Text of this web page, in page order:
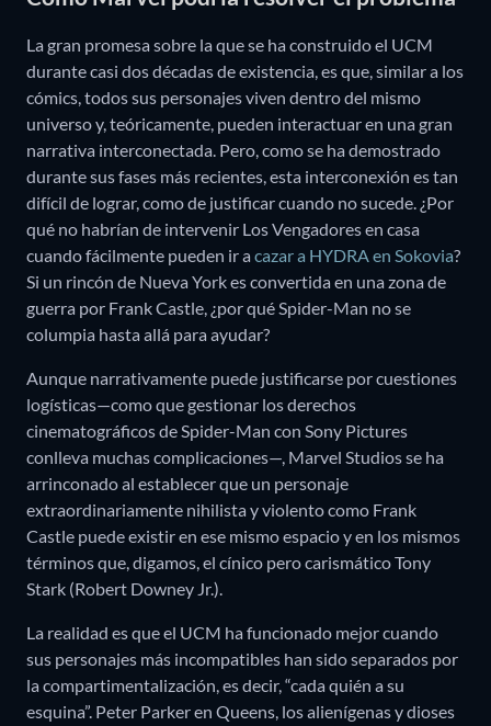
La gran promesa sobre la que se ha construido el UCM
durante casi dos décadas de existencia, es que, similar a los
cómics, todos sus personajes viven dentro del mismo
universo y, teóricamente, pueden interactuar en una gran
narrativa interconectada. Pero, como se ha demostrado
durante sus fases más recientes, esta interconexión es tan
difícil de lograr, como de justificar cuando no sucede. ¿Por
qué no habrían de intervenir Los Vengadores en casa
cuando fácilmente pueden ir a cazar a HYDRA en Sokovia?
Si un rincón de Nueva York es convertida en una zona de
guerra por Frank Castle, ¿por qué Spider-Man no se
columpia hasta allá para ayudar?
Aunque narrativamente puede justificarse por cuestiones
logísticas—como que gestionar los derechos
cinematográficos de Spider-Man con Sony Pictures
conlleva muchas complicaciones—, Marvel Studios se ha
arrinconado al establecer que un personaje
extraordinariamente nihilista y violento como Frank
Castle puede existir en ese mismo espacio y en los mismos
términos que, digamos, el cínico pero carismático Tony
Stark (Robert Downey Jr.).
La realidad es que el UCM ha funcionado mejor cuando
sus personajes más incompatibles han sido separados por
la compartimentalización, es decir, “cada quién a su
esquina”. Peter Parker en Queens, los alienígenas y dioses